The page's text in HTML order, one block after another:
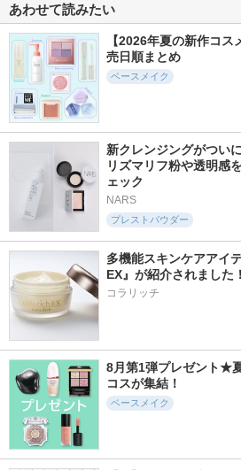
あわせて読みたい
【2026年夏の新作コ
売日順まとめ
ベースメイク
新クレンジングがつい
リズマリフ粉や透明感
ェック
NARS
プレストパウダー
多機能スキンケアアイ
EX』が紹介されました！
コラリッチ
8月第1弾プレゼント★
コスが集結！
ベースメイク